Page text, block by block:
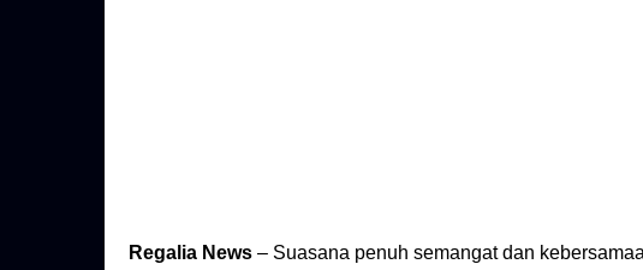
Regalia News – Suasana penuh semangat dan